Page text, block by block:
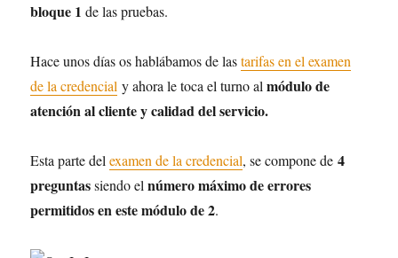
bloque 1 de las pruebas.
Hace unos días os hablábamos de lastarifas en el examen
de la credencial y ahora le toca el turno almódulo de
atención al cliente y calidad del servicio.
Esta parte delexamen de la credencial, se compone de4
preguntassiendo elnúmero máximo de errores
permitidos en este módulo de 2.